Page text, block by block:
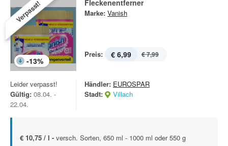
Verpasst!
-13%
Fleckenentferner
Marke: Vanish
Preis: € 6,99 € 7,99
Leider verpasst!
Gültig: 08.04. -
22.04.
Händler: EUROSPAR
Stadt:
Villach
€ 10,75 / l - versch. Sorten, 650 ml - 1000 ml oder 550 g